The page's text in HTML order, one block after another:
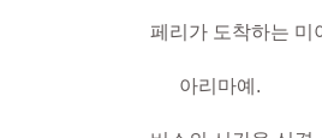
페리가 도착하는 미
아리마예.